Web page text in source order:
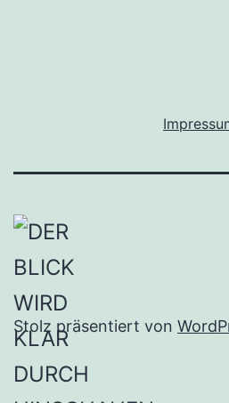
Stolz präsentiert von